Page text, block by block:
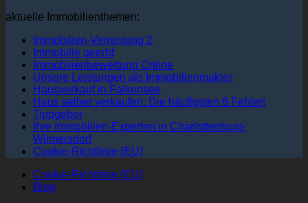
aktuelle Immobilienthemen:
Immobilien-Verrentung 2
Immobilie geerbt
Immobilienbewertung Online
Unsere Leistungen als Immobilienmakler
Hausverkauf in Falkensee
Haus selber verkaufen: Die häufigsten 6 Fehler!
Tippgeber
Ihre Immobilien-Experten in Charlottenburg-
Wilmersdorf
Cookie-Richtlinie (EU)
Cookie-Richtlinie (EU)
Blog